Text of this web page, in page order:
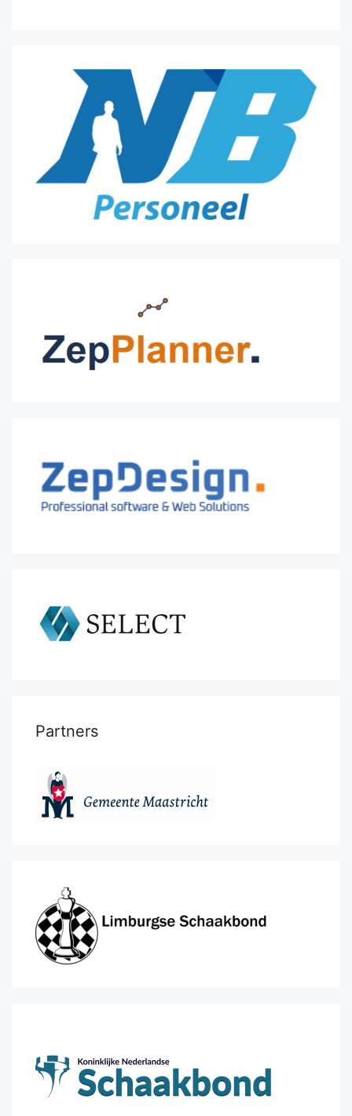
Partners